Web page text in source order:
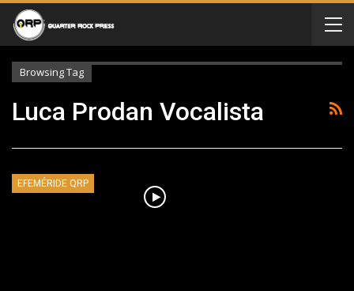
Browsing Tag
Luca Prodan Vocalista
EFEMÉRIDE QRP